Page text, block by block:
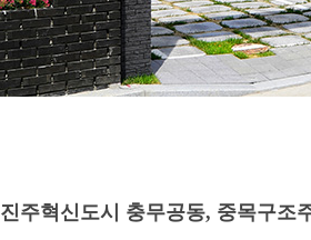
진주혁신도시 충무공동, 중목구조